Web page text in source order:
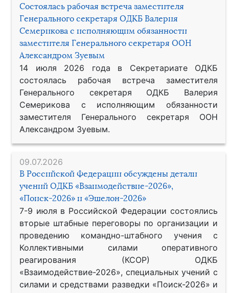
Состоялась рабочая встреча заместителя
Генерального секретаря ОДКБ Валерия
Семерикова с исполняющим обязанности
заместителя Генерального секретаря ООН
Александром Зуевым
14 июля 2026 года в Секретариате ОДКБ
состоялась рабочая встреча заместителя
Генерального секретаря ОДКБ Валерия
Семерикова с исполняющим обязанности
заместителя Генерального секретаря ООН
Александром Зуевым.
09.07.2026
В Российской Федерации обсуждены детали
учений ОДКБ «Взаимодействие-2026»,
«Поиск-2026» и «Эшелон-2026»
7-9 июля в Российской Федерации состоялись
вторые штабные переговоры по организации и
проведению командно-штабного учения с
Коллективными силами оперативного
реагирования (КСОР) ОДКБ
«Взаимодействие-2026», специальных учений с
силами и средствами разведки «Поиск-2026» и